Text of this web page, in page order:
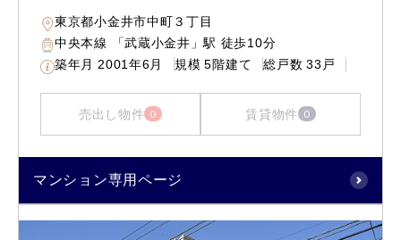
東京都小金井市中町３丁目
中央本線 「武蔵小金井」駅 徒歩10分
築年月 2001年6月 規模 5階建て 総戸数 33戸
売出し物件 0 賃貸物件 0
マンション専用ページ